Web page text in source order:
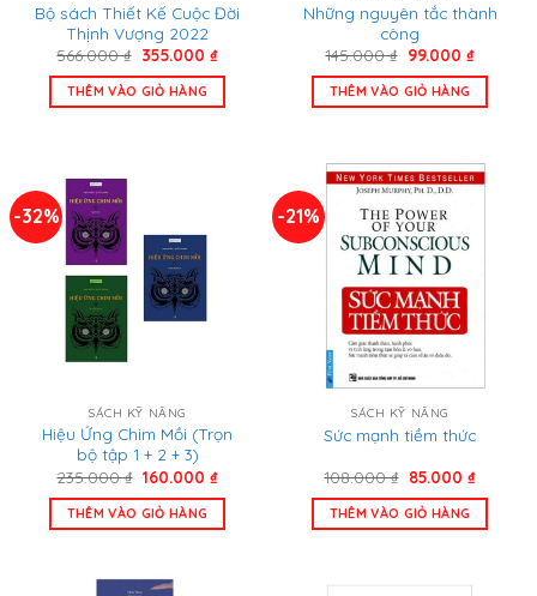
Bộ sách Thiết Kế Cuộc Đời
Thịnh Vượng 2022
566.000₫ Giá
là:
566.000 ₫.
355.000 ₫Giá
tại
THÊM VÀO GIỎ HÀNG
Những nguyên tắc thành
công
145.000₫ Giá
là:
145.000 ₫.
99.000 ₫Giá
tại
THÊM VÀO GIỎ HÀNG
-32%
SÁCH KỸ NĂNG
Hiệu Ứng Chim Mồi (Trọn
bộ tập 1 + 2 + 3)
235.000₫ Giá
là:
235.000 ₫.
160.000 ₫Giá
tại
THÊM VÀO GIỎ HÀNG
-21%
SÁCH KỸ NĂNG
Sức mạnh tiềm thức
108.000₫ Giá
là:
108.000 ₫.
85.000 ₫Giá
tại
THÊM VÀO GIỎ HÀNG